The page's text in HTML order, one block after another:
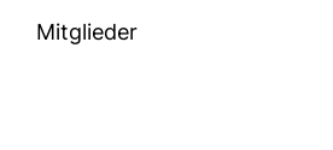
Mitglieder